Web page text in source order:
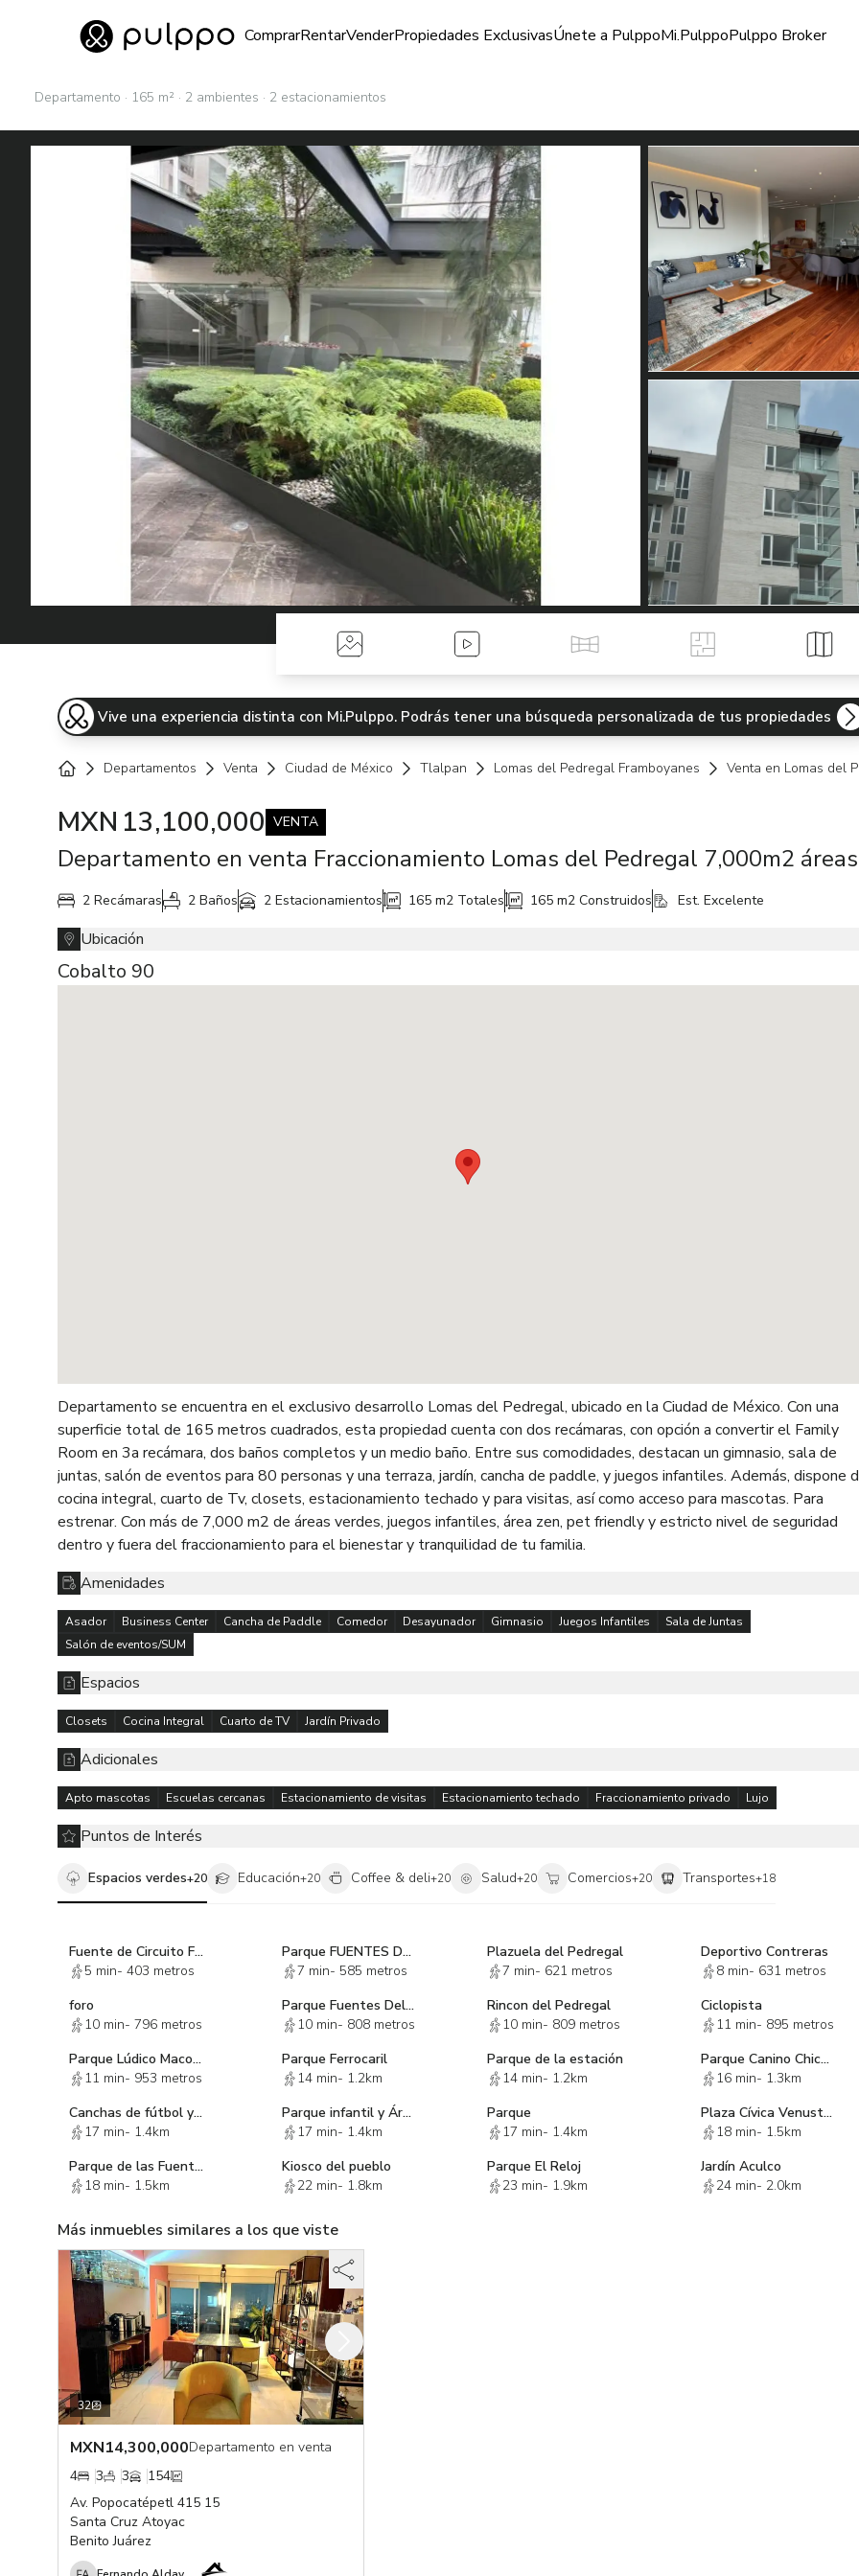
Ir al home
ComprarRentarVenderPropiedades ExclusivasÚnete a PulppoMi.PulppoPulppo Broker
Departamento · 165 m² · 2 ambientes · 2 estacionamientos
Fotos Videos Tour Virtual Planos Mapa
Vive una experiencia distinta con Mi.Pulppo. Podrás tener una búsqueda personalizada de tus propiedades
Departamentos Venta Ciudad de México Tlalpan Lomas del Pedregal Framboyanes Venta en Lomas del
MXN 13,100,000 VENTA
2 Recámaras 2 Baños 2 Estacionamientos 165 m2 Totales 165 m2 Construidos Est. Excelente
Ubicación
Cobalto 90
Departamento se encuentra en el exclusivo desarrollo Lomas del Pedregal, ubicado en la Ciudad de México. Con una
superficie total de 165 metros cuadrados, esta propiedad cuenta con dos recámaras, con opción a convertir el Family
Room en 3a recámara, dos baños completos y un medio baño. Entre sus comodidades, destacan un gimnasio, sala de
juntas, salón de eventos para 80 personas y una terraza, jardín, cancha de paddle, y juegos infantiles. Además, dispone
cocina integral, cuarto de Tv, closets, estacionamiento techado y para visitas, así como acceso para mascotas. Para
estrenar. Con más de 7,000 m2 de áreas verdes, juegos infantiles, área zen, pet friendly y estricto nivel de seguridad
dentro y fuera del fraccionamiento para el bienestar y tranquilidad de tu familia.
Amenidades
Asador Business Center Cancha de Paddle Comedor Desayunador Gimnasio Juegos Infantiles
Sala de Juntas
Salón de eventos/SUM
Espacios
Closets Cocina Integral Cuarto de TV Jardín Privado
Adicionales
Apto mascotas Escuelas cercanas Estacionamiento de visitas Estacionamiento techado Fraccionamiento privado Lujo
Puntos de Interés
Espacios verdes+20 Educación+20 Coffee & deli+20 Salud+20 Comercios+20 Transportes+18
Fuente de Circuito Fuentes del Pedregal
5 min- 403 metros
Parque FUENTES DEL PEDREGAL
7 min- 585 metros
Plazuela del Pedregal
7 min- 621 metros
Deportivo Contreras
8 min- 631 metros
foro
10 min- 796 metros
Parque Fuentes Del Pedregal
10 min- 808 metros
Rincon del Pedregal
10 min- 809 metros
Ciclopista
11 min- 895 metros
Parque Lúdico Macondo
11 min- 953 metros
Parque Ferrocaril
14 min- 1.2km
Parque de la estación
14 min- 1.2km
Parque Canino Chicoasen
16 min- 1.3km
Canchas de fútbol y basqueball
17 min- 1.4km
Parque infantil y Área de Juegos Chicoasen
17 min- 1.4km
Parque
17 min- 1.4km
Plaza Cívica Venustiano Carranza
18 min- 1.5km
Parque de las Fuentes
18 min- 1.5km
Kiosco del pueblo
22 min- 1.8km
Parque El Reloj
23 min- 1.9km
Jardín Aculco
24 min- 2.0km
Más inmuebles similares a los que viste
32
MXN14,300,000Departamento en venta
4
3 3
154
Av. Popocatépetl 415 15
Santa Cruz Atoyac
Benito Juárez